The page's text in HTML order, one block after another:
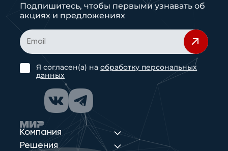
Компания
Решения
Подпишитесь, чтобы первыми узнавать об
акциях и предложениях
Я согласен(а) наобработку персональных
данных